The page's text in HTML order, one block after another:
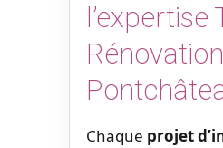
l’expertise
Chaque projet